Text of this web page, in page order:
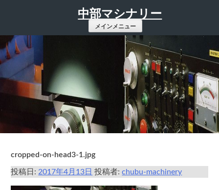
ツ
へ
ス
プ
中部マシナリー
メインメニュー
cropped-on-head3-1.jpg
投稿日: 2017年4月13日 投稿者:chubu-machinery